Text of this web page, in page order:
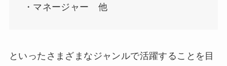
・マネージャー 他
といったさまざまなジャンルで活躍することを目